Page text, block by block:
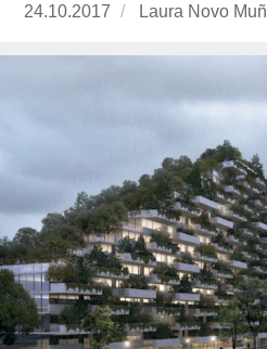
Publicado
24.10.2017
https://
Laura Novo